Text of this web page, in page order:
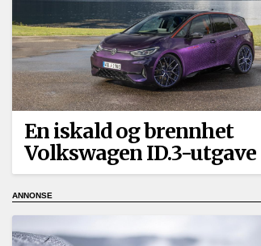
En iskald og brennhet
Volkswagen ID.3-utgave